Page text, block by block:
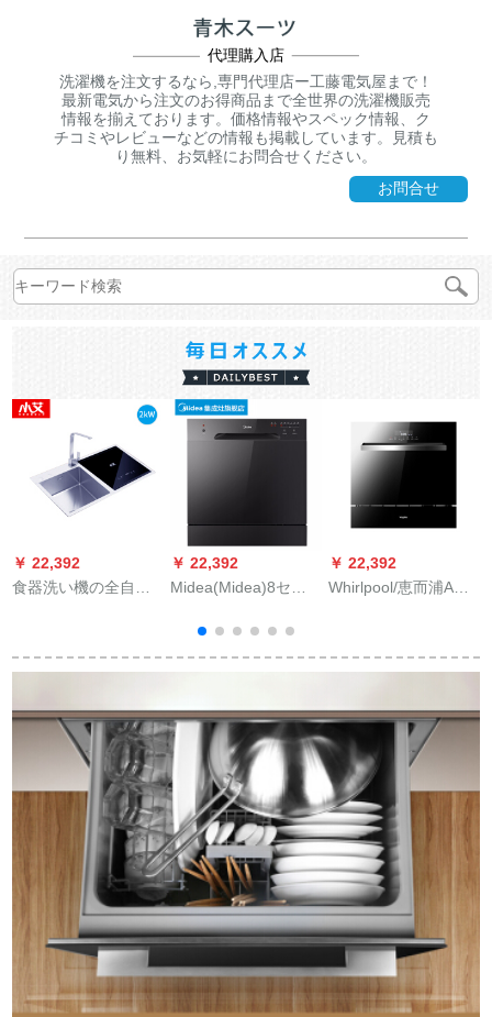
代理購入店
洗濯機を注文するなら,専門代理店ー工藤電気屋まで！
最新電気から注文のお得商品まで全世界の洗濯機販売
情報を揃えております。価格情報やスペック情報、ク
チコミやレビューなどの情報も掲載しています。見積も
り無料、お気軽にお問合せください。
お問合せ
￥ 22,392
食器洗い機の全自動
大容量の全自動乾燥
す。
￥ 22,392
Midea(Midea)8セイ
み台が埋め込まれて
います。家庭用の食
除菌で土曜日の石黒
を洗います。
￥ 22,392
Whirlpool/恵而浦ADP
自動8セストの大容量